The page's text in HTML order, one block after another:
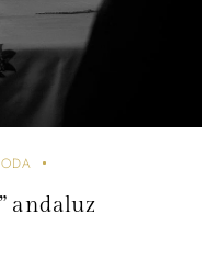
andaluz